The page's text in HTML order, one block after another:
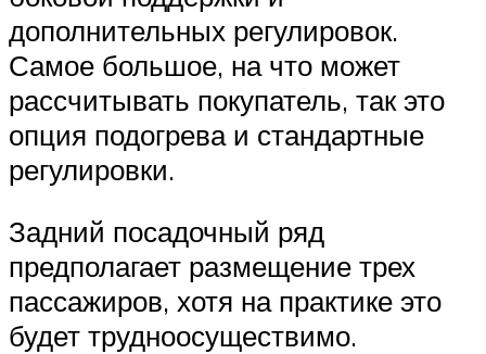
дополнительных регулировок.
Самое большое, на что может
рассчитывать покупатель, так это
опция подогрева и стандартные
регулировки.
Задний посадочный ряд
предполагает размещение трех
пассажиров, хотя на практике это
будет трудноосуществимо.